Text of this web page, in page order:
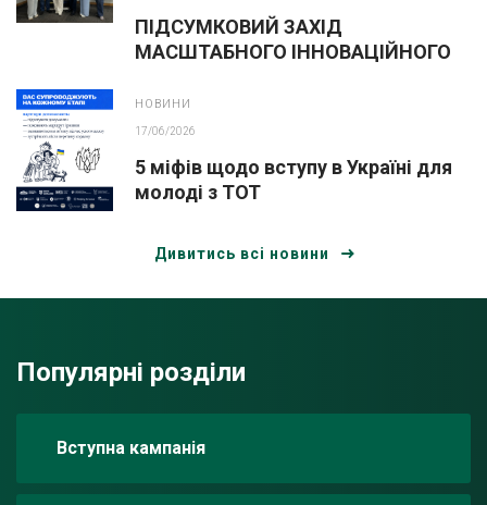
Дивитись всі новини
ПІДСУМКОВИЙ ЗАХІД
МАСШТАБНОГО ІННОВАЦІЙНОГО
НОВИНИ
17/06/2026
5 міфів щодо вступу в Україні для
молоді з ТОТ
Популярні розділи
Вступна кампанія